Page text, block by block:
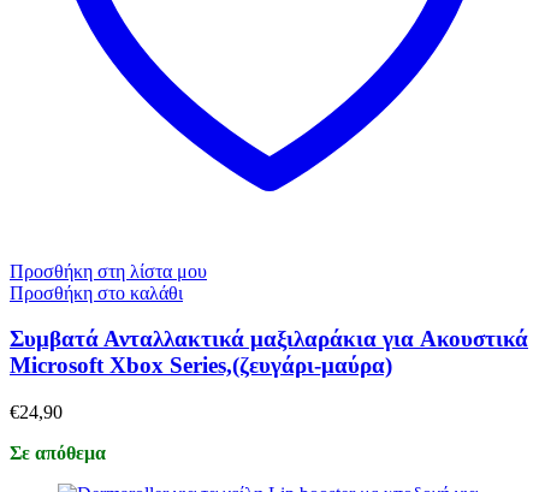
Προσθήκη στη λίστα μου
Προσθήκη στο καλάθι
Συμβατά Ανταλλακτικά μαξιλαράκια για Aκουστικά
Microsoft Xbox Series,(ζευγάρι-μαύρα)
€24,90
Σε απόθεμα